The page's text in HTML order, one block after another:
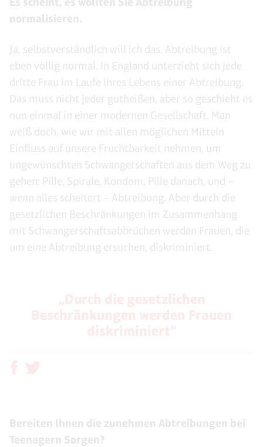
normalisieren.
Ja, selbstverständlich will ich das. Abtreibung ist
eben völlig normal. In England unterzieht sich jede
dritte Frau im Laufe ihres Lebens einer Abtreibung.
Das muss nicht jeder gutheißen, aber so geschieht es
nun einmal in einer modernen Gesellschaft. Man
weiß doch, wie wir mit allen möglichen Mitteln
Einfluss auf unsere Fruchtbarkeit nehmen, um
ungewünschten Schwangerschaften aus dem Weg zu
gehen: Pille, Spirale, Kondom, Pille danach, und –
wenn alles scheitert – Abtreibung. Aber durch die
gesetzlichen Beschränkungen im Zusammenhang
mit Schwangerschaftsabbrüchen werden Frauen, die
um eine Abtreibung ersuchen, diskriminiert.
Bereiten Ihnen die zunehmen Abtreibungen bei
Teenagern Sorgen?